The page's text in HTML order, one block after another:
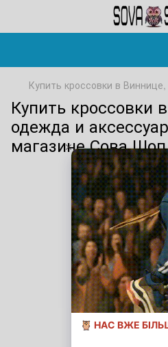
Купить кроссовки в
Купить кроссовки
одежда и
магазине Сова